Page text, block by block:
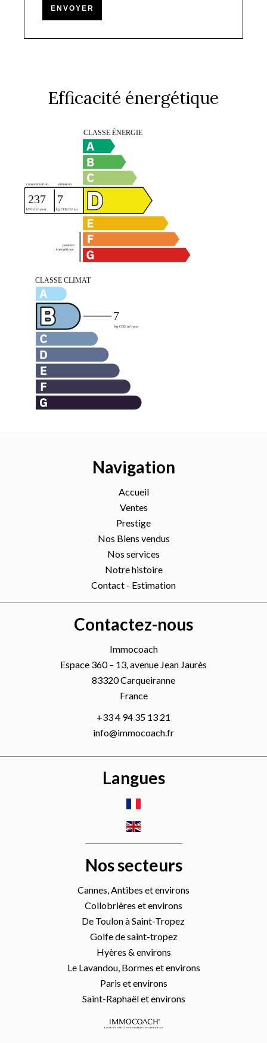
ENVOYER
Efficacité énergétique
Navigation
Accueil
Ventes
Prestige
Nos Biens vendus
Nos services
Notre histoire
Contact - Estimation
Contactez-nous
Immocoach
Espace 360 – 13, avenue Jean Jaurès
83320Carqueiranne
France
+33 4 94 35 13 21
info@immocoach.fr
Langues
Nos secteurs
Cannes, Antibes et environs
Collobrières et environs
De Toulon à Saint-Tropez
Golfe de saint-tropez
Hyères & environs
Le Lavandou, Bormes et environs
Paris et environs
Saint-Raphaël et environs